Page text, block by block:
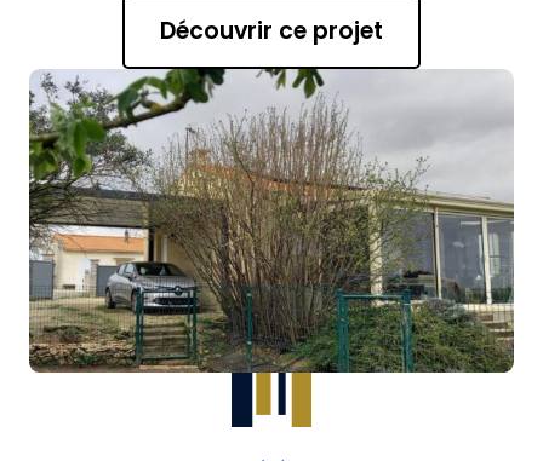
Découvrir ce projet